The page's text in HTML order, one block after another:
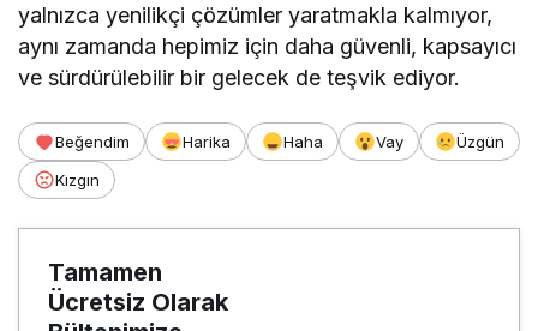
yalnızca yenilikçi çözümler yaratmakla kalmıyor,
aynı zamanda hepimiz için daha güvenli, kapsayıcı
ve sürdürülebilir bir gelecek de teşvik ediyor.
Beğendim Harika Haha Vay
Üzgün
Kızgın
Tamamen
Ücretsiz Olarak